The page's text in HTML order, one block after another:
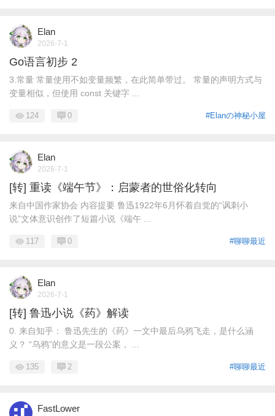
Elan
2026-7-1
Go语言初步 2
3.常量 常量使用不如变量频繁，在此简单带过。 常量的声明方式与
变量相似，但使用 const 关键字 ...
#Elanの神秘小屋
124 0
Elan
2026-7-1
[转] 重读《端午节》：启蒙者的世俗化转向
来自中国作家协会 内容提要 鲁迅1922年6月怀着自觉的“讽刺小
说”文体意识创作了短篇小说《端午 ...
#聊聊最近
117 0
Elan
2026-7-1
[转] 鲁迅小说《药》解读
0. 来自知乎： 鲁迅先生的《药》一文中最后乌鸦飞走，是什么涵
义？ “乌鸦”的意义是一段公案， ...
#聊聊最近
135 2
FastLower